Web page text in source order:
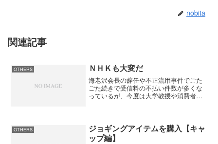
nobita
関連記事
OTHERS ＮＨＫも大変だ
海老沢会長の辞任や不正流用事件でごた
ごた続きで受信料の不払い件数が多くな
っているが、今度は大学教授や消費者団
している会社も支払いを停...
OTHERS
ジョギングアイテムを購入【キャ
ップ編】